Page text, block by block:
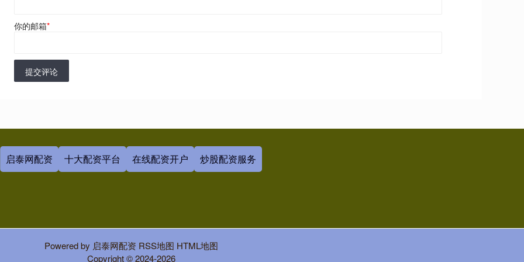
你的邮箱*
提交评论
启泰网配资 十大配资平台 在线配资开户 炒股配资服务
Powered by 启泰网配资 RSS地图 HTML地图
Copyright© 2024-2026